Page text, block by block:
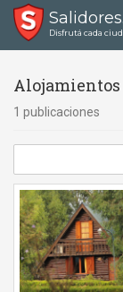
Disfrutá cada
1 publicaciones